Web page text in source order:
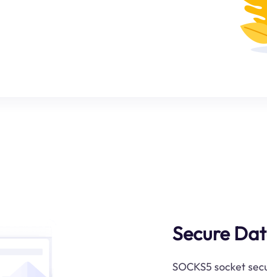
Secure
SOCKS5 socket